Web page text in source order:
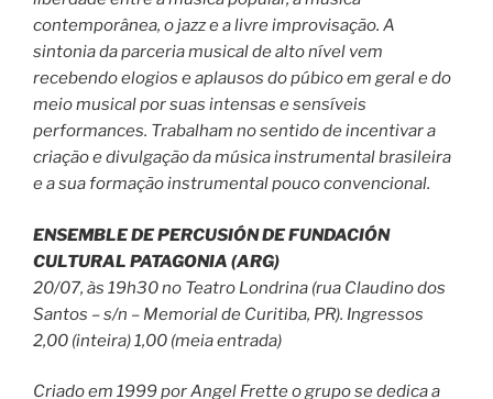
contemporânea, o jazz e a livre improvisação. A
sintonia da parceria musical de alto nível vem
recebendo elogios e aplausos do púbico em geral e do
meio musical por suas intensas e sensíveis
performances. Trabalham no sentido de incentivar a
criação e divulgação da música instrumental brasileira
e a sua formação instrumental pouco convencional.
ENSEMBLE DE PERCUSIÓN DE FUNDACIÓN
CULTURAL PATAGONIA (ARG)
20/07, às 19h30 no Teatro Londrina (rua Claudino dos
Santos – s/n – Memorial de Curitiba, PR). Ingressos
2,00 (inteira) 1,00 (meia entrada)
Criado em 1999 por Angel Frette o grupo se dedica a